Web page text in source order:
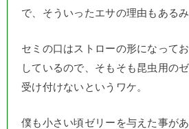
で、そういったエサの理由もある
セミの口はストローの形になって
しているので、そもそも昆虫用の
受け付けないというワケ。
僕も小さい頃ゼリーを与えた事が